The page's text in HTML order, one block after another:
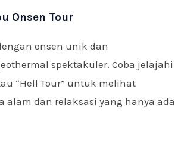
Onsen Tour
onsen unik dan
spektakuler. Coba jelajahi
“Hell Tour” untuk melihat
alam dan relaksasi yang hanya ada